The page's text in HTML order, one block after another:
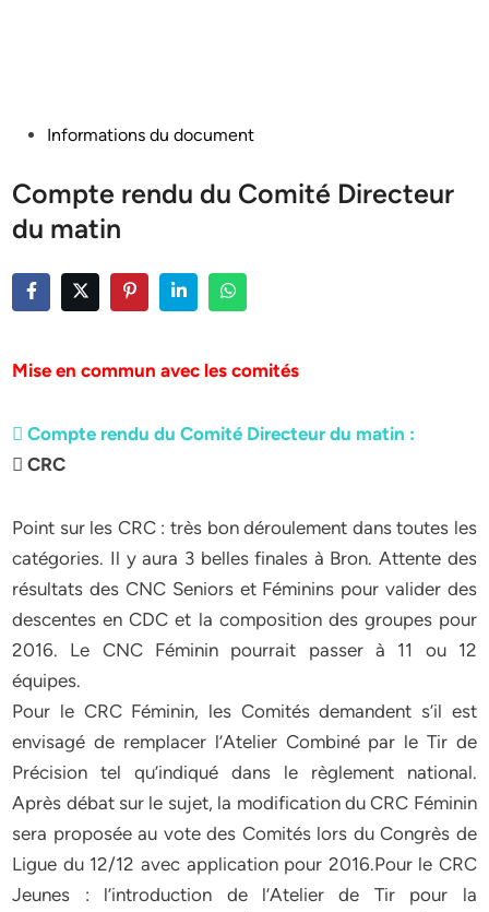
PostedInformations du document
Compte rendu du Comité Directeur
du matin
Mise en commun avec les comités
 Compte rendu du Comité Directeur du matin :
 CRC
Point sur les CRC : très bon déroulement dans toutes les
catégories. Il y aura 3 belles finales à Bron. Attente des
résultats des CNC Seniors et Féminins pour valider des
descentes en CDC et la composition des groupes pour
2016. Le CNC Féminin pourrait passer à 11 ou 12
équipes.
Pour le CRC Féminin, les Comités demandent s’il est
envisagé de remplacer l’Atelier Combiné par le Tir de
Précision tel qu’indiqué dans le règlement national.
Après débat sur le sujet, la modification du CRC Féminin
sera proposée au vote des Comités lors du Congrès de
Ligue du 12/12 avec application pour 2016.Pour le CRC
Jeunes : l’introduction de l’Atelier de Tir pour la